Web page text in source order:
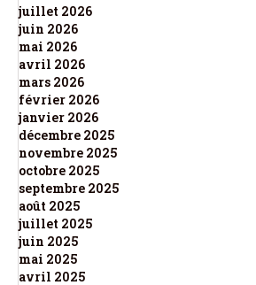
juillet 2026
juin 2026
mai 2026
avril 2026
mars 2026
février 2026
janvier 2026
décembre 2025
novembre 2025
octobre 2025
septembre 2025
août 2025
juillet 2025
juin 2025
mai 2025
avril 2025